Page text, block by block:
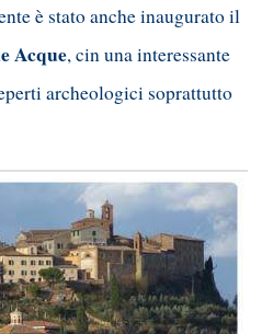
è stato anche inaugurato il
Acque, cin una interessante
archeologici soprattutto